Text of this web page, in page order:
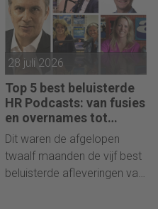
je om vanuit je HR-rol
stappen te zetten en richting
te geven aan AI-
ontwikkelingen in je
organisatie.
28 juli 2026
Top 5 best beluisterde
HR Podcasts: van fusies
en overnames tot
timemanagement en
conflictbeheersing
Dit waren de afgelopen
twaalf maanden de vijf best
beluisterde afleveringen van